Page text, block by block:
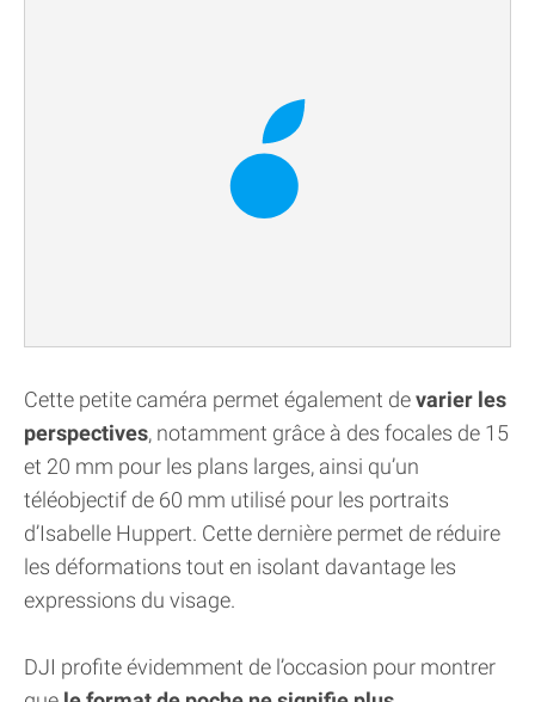
Cette petite caméra permet également devarier les
perspectives, notamment grâce à des focales de 15
et 20 mm pour les plans larges, ainsi qu’un
téléobjectif de 60 mm utilisé pour les portraits
d’Isabelle Huppert. Cette dernière permet de réduire
les déformations tout en isolant davantage les
expressions du visage.
DJI profite évidemment de l’occasion pour montrer